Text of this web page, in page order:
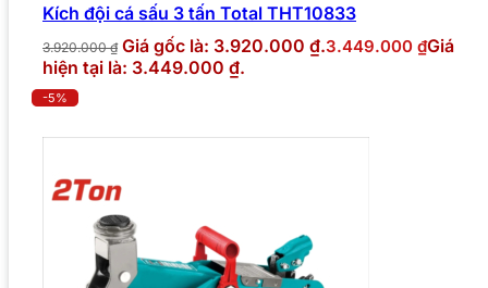
Kích đội cá sấu 3 tấn Total THT10833
3.920.000₫ Giá gốc là: 3.920.000 ₫.3.449.000 ₫Giá
hiện tại là: 3.449.000 ₫.
-5%